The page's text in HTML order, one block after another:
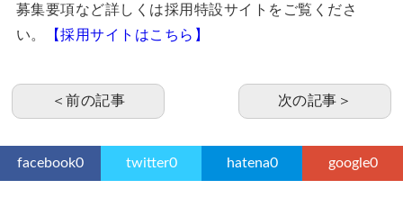
募集要項など詳しくは採用特設サイトをご覧くださ
い。
【採用サイトはこちら】
＜前の記事 次の記事＞
facebook0 twitter0 hatena0 google0